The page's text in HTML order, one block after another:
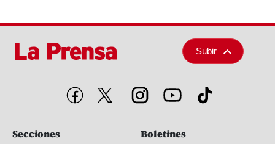
Subir
Secciones Boletines